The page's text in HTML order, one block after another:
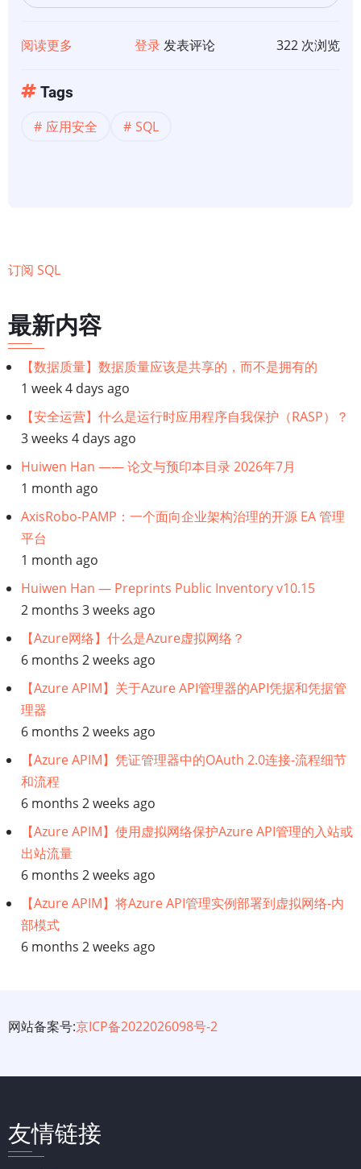
阅读更多
安
践
登录发表评论 322 次浏览
Tags
应用安全 SQL
订阅 SQL
最新内容
【数据质量】数据质量应该是共享的，而不是拥有的
1 week 4 days ago
【安全运营】什么是运行时应用程序自我保护（RASP）？
3 weeks 4 days ago
Huiwen Han —— 论文与预印本目录 2026年7月
1 month ago
AxisRobo-PAMP：一个面向企业架构治理的开源 EA 管理
平台
1 month ago
Huiwen Han — Preprints Public Inventory v10.15
2 months 3 weeks ago
【Azure网络】什么是Azure虚拟网络？
6 months 2 weeks ago
【Azure APIM】关于Azure API管理器的API凭据和凭据管
理器
6 months 2 weeks ago
【Azure APIM】凭证管理器中的OAuth 2.0连接-流程细节
和流程
6 months 2 weeks ago
【Azure APIM】使用虚拟网络保护Azure API管理的入站或
出站流量
6 months 2 weeks ago
【Azure APIM】将Azure API管理实例部署到虚拟网络-内
部模式
6 months 2 weeks ago
网站备案号:京ICP备2022026098号-2
友情链接